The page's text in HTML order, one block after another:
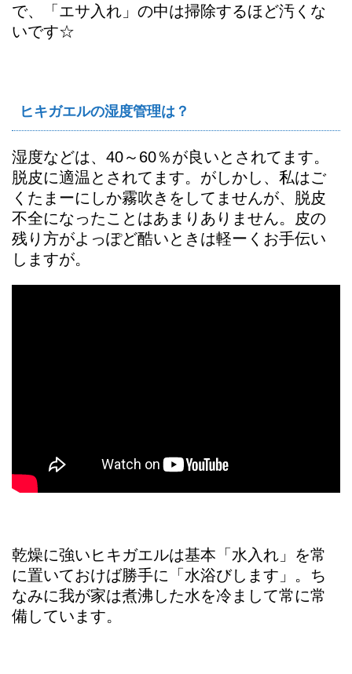
で、「エサ入れ」の中は掃除するほど汚くな
いです☆
ヒキガエルの湿度管理は？
湿度などは、40～60％が良いとされてます。
脱皮に適温とされてます。がしかし、私はご
くたまーにしか霧吹きをしてませんが、脱皮
不全になったことはあまりありません。皮の
残り方がよっぽど酷いときは軽ーくお手伝い
しますが。
乾燥に強いヒキガエルは基本「水入れ」を常
に置いておけば勝手に「水浴びします」。ち
なみに我が家は煮沸した水を冷まして常に常
備しています。